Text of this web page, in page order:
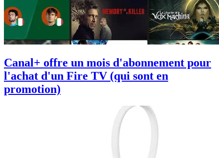
Canal+ offre un mois d'abonnement pour
l'achat d'un Fire TV (qui sont en
promotion)